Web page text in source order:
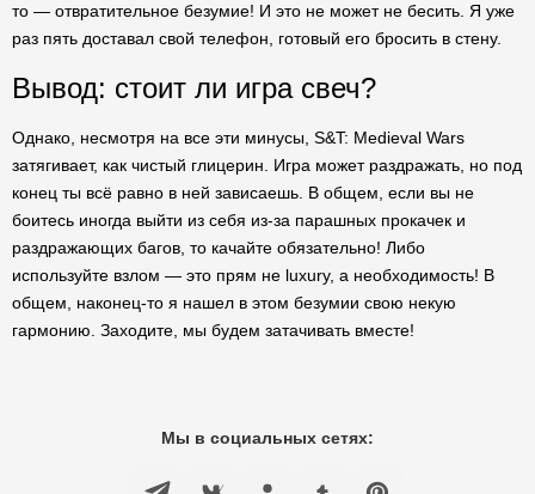
то — отвратительное безумие! И это не может не бесить. Я уже
раз пять доставал свой телефон, готовый его бросить в стену.
Вывод: стоит ли игра свеч?
Однако, несмотря на все эти минусы, S&T: Medieval Wars
затягивает, как чистый глицерин. Игра может раздражать, но под
конец ты всё равно в ней зависаешь. В общем, если вы не
боитесь иногда выйти из себя из-за парашных прокачек и
раздражающих багов, то качайте обязательно! Либо
используйте взлом — это прям не luxury, а необходимость! В
общем, наконец-то я нашел в этом безумии свою некую
гармонию. Заходите, мы будем затачивать вместе!
Мы в социальных сетях: